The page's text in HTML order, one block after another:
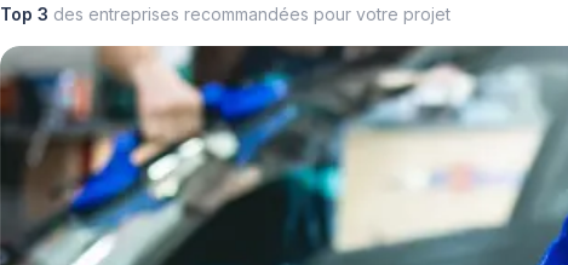
Top 3 des entreprises recommandées pour votre projet